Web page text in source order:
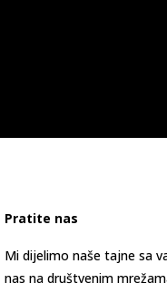
Pratite nas
Mi dijelimo naše tajne sa
nas na društvenim